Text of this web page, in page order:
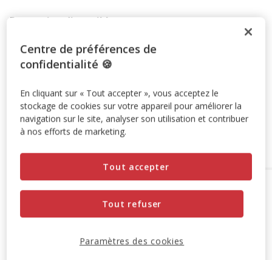
Promotion disponible
-10% sur votre première commande* avec votre Carte
Animalis. Offre non cumulable aux autres promotions en
Code: WELCOME10 Copier
Ajouter au panier
Retrait en magasin
Disponible
Retrait dans 2hOFFERT
Centre de préférences de
confidentialité 🍪
En cliquant sur « Tout accepter », vous acceptez le
stockage de cookies sur votre appareil pour améliorer la
navigation sur le site, analyser son utilisation et contribuer
à nos efforts de marketing.
Tout refuser
Tout accepter
Paramètres des cookies